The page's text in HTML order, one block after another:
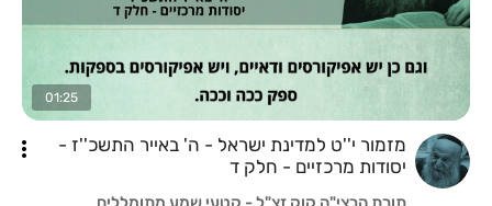
01:25
מזמור י''ט למדינת ישראל - ה' באייר התשכ''ז -
יסודות מרכזיים - חלק ד